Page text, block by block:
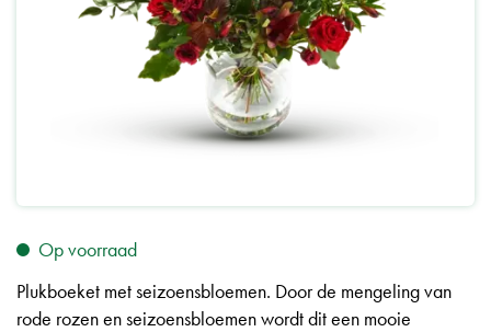
Op voorraad
Plukboeket met seizoensbloemen. Door de mengeling van
rode rozen en seizoensbloemen wordt dit een mooie